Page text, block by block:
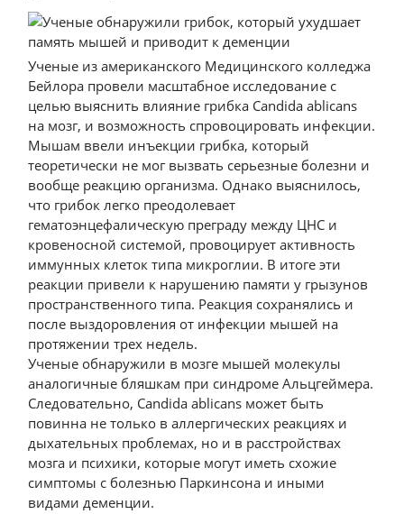
Ученые из американского Медицинского колледжа
Бейлора провели масштабное исследование с
целью выяснить влияние грибка Candida ablicans
на мозг, и возможность спровоцировать инфекции.
Мышам ввели инъекции грибка, который
теоретически не мог вызвать серьезные болезни и
вообще реакцию организма. Однако выяснилось,
что грибок легко преодолевает
гематоэнцефалическую преграду между ЦНС и
кровеносной системой, провоцирует активность
иммунных клеток типа микроглии. В итоге эти
реакции привели к нарушению памяти у грызунов
пространственного типа. Реакция сохранялись и
после выздоровления от инфекции мышей на
протяжении трех недель.
Ученые обнаружили в мозге мышей молекулы
аналогичные бляшкам при синдроме Альцгеймера.
Следовательно, Candida ablicans может быть
повинна не только в аллергических реакциях и
дыхательных проблемах, но и в расстройствах
мозга и психики, которые могут иметь схожие
симптомы с болезнью Паркинсона и иными
видами деменции.